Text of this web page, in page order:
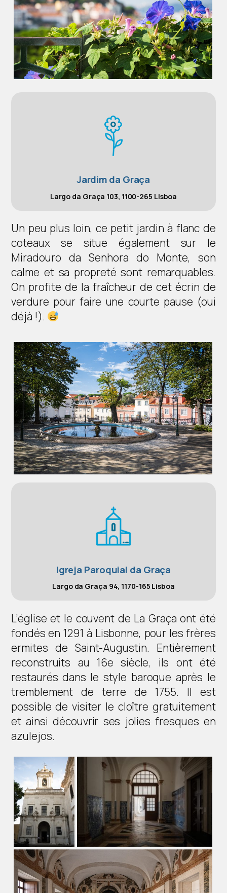
Jardim da Graça
Largo da Graça 103, 1100-265 Lisboa
Un peu plus loin, ce petit jardin à flanc de
coteaux se situe également sur le
Miradouro da Senhora do Monte, son
calme et sa propreté sont remarquables.
On profite de la fraîcheur de cet écrin de
verdure pour faire une courte pause (oui
déjà !).
Igreja Paroquial da Graça
Largo da Graça 94, 1170-165 Lisboa
L’église et le couvent de La Graça ont été
fondés en 1291 à Lisbonne, pour les frères
ermites de Saint-Augustin. Entièrement
reconstruits au 16e siècle, ils ont été
restaurés dans le style baroque après le
tremblement de terre de 1755. Il est
possible de visiter le cloître gratuitement
et ainsi découvrir ses jolies fresques en
azulejos.